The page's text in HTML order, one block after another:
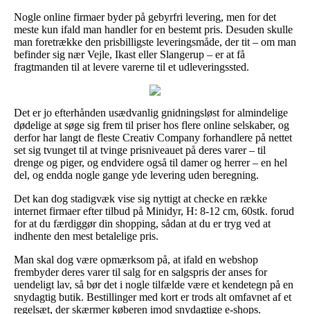
Nogle online firmaer byder på gebyrfri levering, men for det
meste kun ifald man handler for en bestemt pris. Desuden skulle
man foretrække den prisbilligste leveringsmåde, der tit – om man
befinder sig nær Vejle, Ikast eller Slangerup – er at få
fragtmanden til at levere varerne til et udleveringssted.
Det er jo efterhånden usædvanlig gnidningsløst for almindelige
dødelige at søge sig frem til priser hos flere online selskaber, og
derfor har langt de fleste Creativ Company forhandlere på nettet
set sig tvunget til at tvinge prisniveauet på deres varer – til
drenge og piger, og endvidere også til damer og herrer – en hel
del, og endda nogle gange yde levering uden beregning.
Det kan dog stadigvæk vise sig nyttigt at checke en række
internet firmaer efter tilbud på Minidyr, H: 8-12 cm, 60stk. forud
for at du færdiggør din shopping, sådan at du er tryg ved at
indhente den mest betalelige pris.
Man skal dog være opmærksom på, at ifald en webshop
frembyder deres varer til salg for en salgspris der anses for
uendeligt lav, så bør det i nogle tilfælde være et kendetegn på en
snydagtig butik. Bestillinger med kort er trods alt omfavnet af et
regelsæt, der skærmer køberen imod snydagtige e-shops.